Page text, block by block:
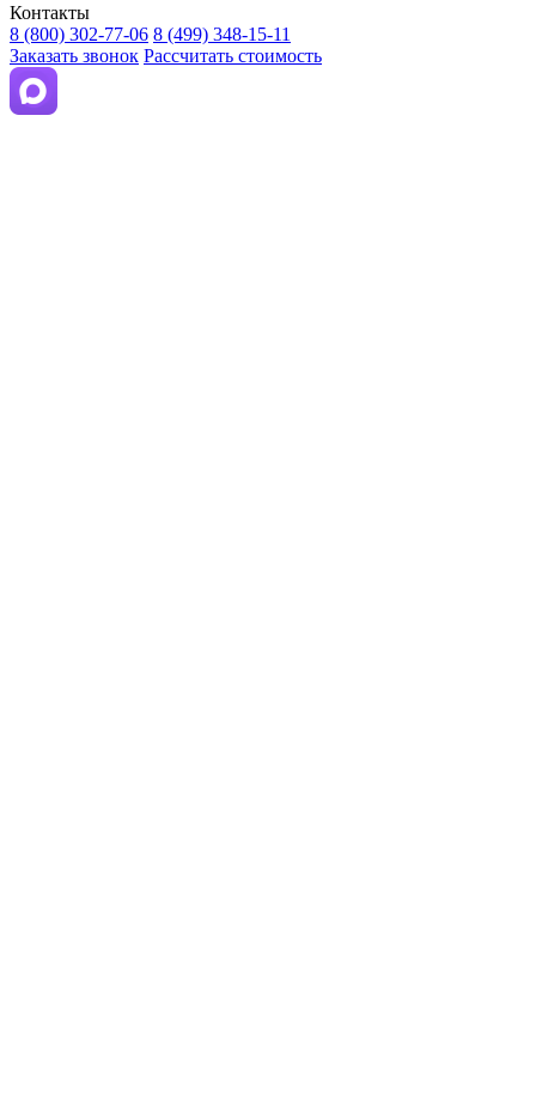
Контакты
8 (800) 302-77-06 8 (499) 348-15-11
Заказать звонок Рассчитать стоимость